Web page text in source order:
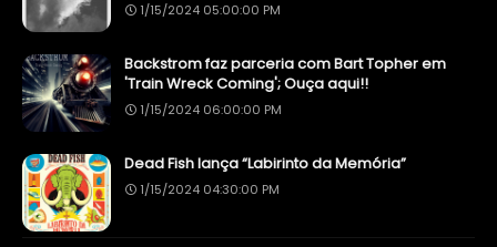
1/15/2024 05:00:00 PM
Backstrom faz parceria com Bart Topher em
'Train Wreck Coming'; Ouça aqui!!
1/15/2024 06:00:00 PM
Dead Fish lança “Labirinto da Memória”
1/15/2024 04:30:00 PM